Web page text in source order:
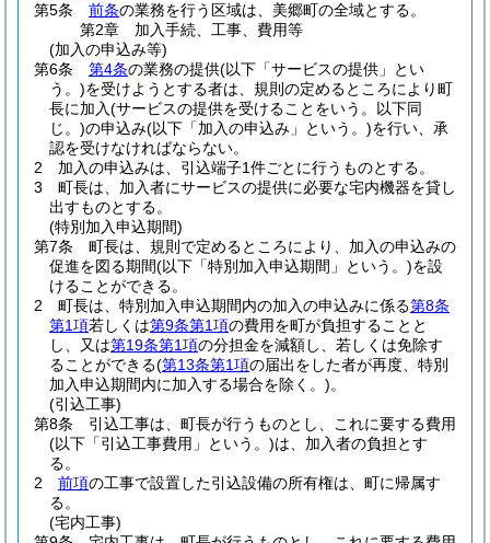
第5条
前条の業務を行う区域は、美郷町の全域とする。
第2章
加入手続、工事、費用等
(加入の申込み等)
第6条
第4条の業務の提供(以下「サービスの提供」とい
う。)を受けようとする者は、規則の定めるところにより町
長に加入(サービスの提供を受けることをいう。以下同
じ。)の申込み(以下「加入の申込み」という。)を行い、承
認を受けなければならない。
2
加入の申込みは、引込端子1件ごとに行うものとする。
3
町長は、加入者にサービスの提供に必要な宅内機器を貸し
出すものとする。
(特別加入申込期間)
第7条
町長は、規則で定めるところにより、加入の申込みの
促進を図る期間(以下「特別加入申込期間」という。)を設
けることができる。
2
町長は、特別加入申込期間内の加入の申込みに係る第8条
第1項若しくは第9条第1項の費用を町が負担することと
し、又は第19条第1項の分担金を減額し、若しくは免除す
ることができる(第13条第1項の届出をした者が再度、特別
加入申込期間内に加入する場合を除く。)。
(引込工事)
第8条
引込工事は、町長が行うものとし、これに要する費用
(以下「引込工事費用」という。)は、加入者の負担とす
る。
2
前項の工事で設置した引込設備の所有権は、町に帰属す
る。
(宅内工事)